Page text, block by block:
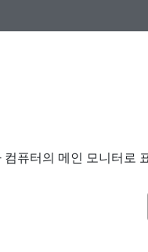
퓨터의 메인 모니터로